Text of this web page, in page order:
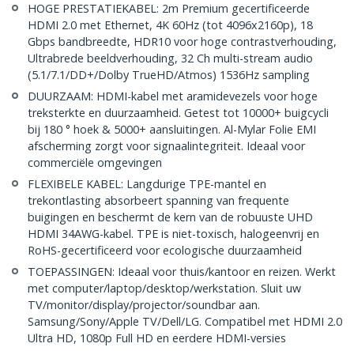
HOGE PRESTATIEKABEL: 2m Premium gecertificeerde
HDMI 2.0 met Ethernet, 4K 60Hz (tot 4096x2160p), 18
Gbps bandbreedte, HDR10 voor hoge contrastverhouding,
Ultrabrede beeldverhouding, 32 Ch multi-stream audio
(5.1/7.1/DD+/Dolby TrueHD/Atmos) 1536Hz sampling
DUURZAAM: HDMI-kabel met aramidevezels voor hoge
treksterkte en duurzaamheid. Getest tot 10000+ buigcycli
bij 180 ° hoek & 5000+ aansluitingen. Al-Mylar Folie EMI
afscherming zorgt voor signaalintegriteit. Ideaal voor
commerciële omgevingen
FLEXIBELE KABEL: Langdurige TPE-mantel en
trekontlasting absorbeert spanning van frequente
buigingen en beschermt de kern van de robuuste UHD
HDMI 34AWG-kabel. TPE is niet-toxisch, halogeenvrij en
RoHS-gecertificeerd voor ecologische duurzaamheid
TOEPASSINGEN: Ideaal voor thuis/kantoor en reizen. Werkt
met computer/laptop/desktop/werkstation. Sluit uw
TV/monitor/display/projector/soundbar aan.
Samsung/Sony/Apple TV/Dell/LG. Compatibel met HDMI 2.0
Ultra HD, 1080p Full HD en eerdere HDMI-versies